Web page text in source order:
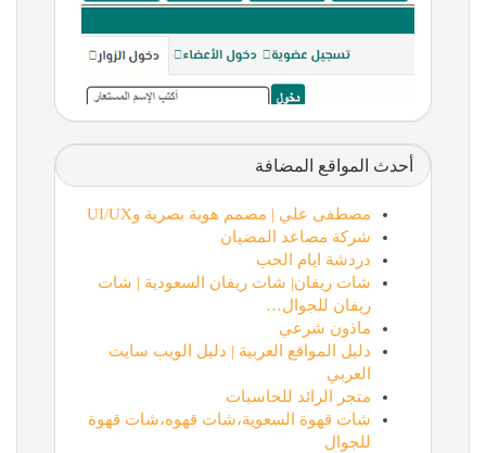
أحدث المواقع المضافة
مصطفى علي | مصمم هوية بصرية وUI/UX
شركة مصاعد المضيان
دردشة ايام الحب
شات ريفان| شات ريفان السعودية | شات
ريفان للجوال…
ماذون شرعي
دليل المواقع العربية | دليل الويب سايت
العربي
متجر الرائد للحاسبات
شات قهوة السعوية،شات قهوه،شات قهوة
للجوال